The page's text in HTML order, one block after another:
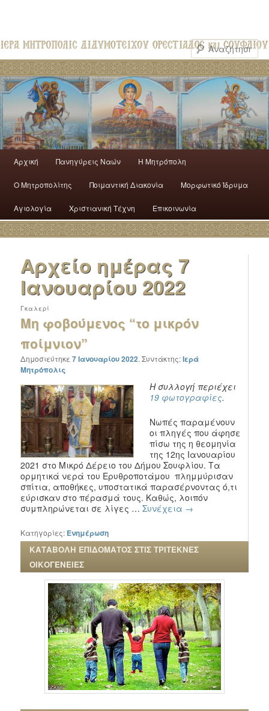
Αρχική Πανηγύρεις Ναών H Mητρόπολη
Ο Mητροπολίτης Ποιμαντική Διακονία Μορφωτικό Ίδρυμα
Αγιολογία Χριστιανική Τέχνη Επικοινωνία
Αρχείο ημέρας 7
Ιανουαρίου 2022
Μη φοβούμενος “το μικρόν
ποίμνιον”
Γκαλερί
Δημοσιεύτηκε7 Ιανουαρίου 2022.Συντάκτης:Ιερά
Μητρόπολις
Η συλλογή περιέχει
19 φωτογραφίες.
Νωπές παραμένουν
οι πληγές που άφησε
πίσω της η θεομηνία
της 12ης Ιανουαρίου
2021 στο Μικρό Δέρειο του Δήμου Σουφλίου. Τα
ορμητικά νερά του Ερυθροποτάμου πλημμύρισαν
σπίτια, αποθήκες, υποστατικά παρασέρνοντας ό,τι
εύρισκαν στο πέρασμά τους. Καθώς, λοιπόν
συμπληρώνεται σε λίγες …Συνέχεια →
Κατηγορίες: Ενημέρωση
ΚΑΤΑΒΟΛΗ ΕΠΙΔΟΜΑΤΟΣ ΣΤΙΣ ΤΡΙΤΕΚΝΕΣ
ΟΙΚΟΓΕΝΕΙΕΣ